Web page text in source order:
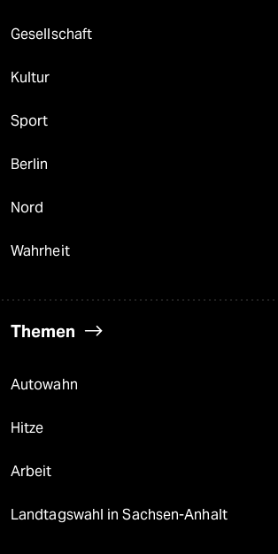
Gesellschaft
Kultur
Sport
Berlin
Nord
Wahrheit
Themen
Autowahn
Hitze
Arbeit
Landtagswahl in Sachsen-Anhalt